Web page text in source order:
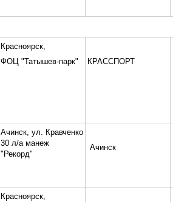
Красноярск,
ФОЦ "Татышев-парк"
КРАССПОРТ
Ачинск, ул. Кравченко
30 л/а манеж
"Рекорд"
Ачинск
Красноярск,